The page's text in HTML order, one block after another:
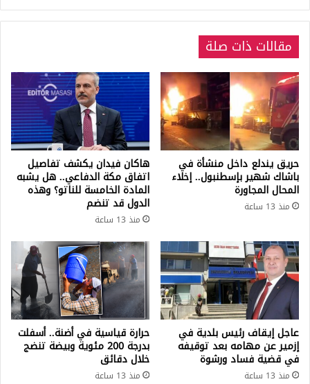
مقالات ذات صلة
حريق يندلع داخل منشأة في
باشاك شهير بإسطنبول.. إخلاء
المحال المجاورة
منذ 13 ساعة
هاكان فيدان يكشف تفاصيل
اتفاق مكة الدفاعي.. هل يشبه
المادة الخامسة للناتو؟ وهذه
الدول قد تنضم
منذ 13 ساعة
عاجل إيقاف رئيس بلدية في
إزمير عن مهامه بعد توقيفه
في قضية فساد ورشوة
منذ 13 ساعة
حرارة قياسية في أضنة.. أسفلت
بدرجة 200 مئوية وبيضة تنضج
خلال دقائق
منذ 13 ساعة